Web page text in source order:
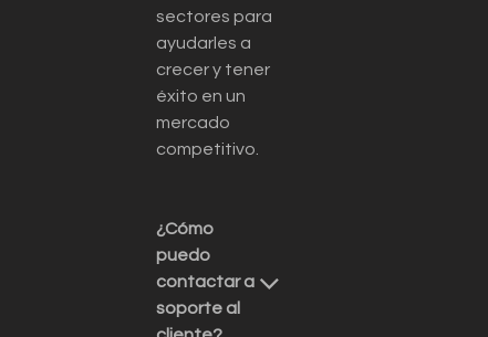
sectores para
ayudarles a
crecer y tener
éxito en un
mercado
competitivo.
¿Cómo
puedo
contactar a
soporte al